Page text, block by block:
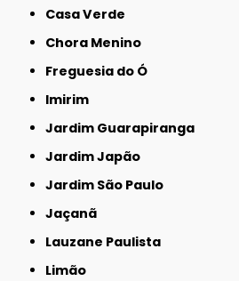
Casa Verde
Chora Menino
Freguesia do Ó
Imirim
Jardim Guarapiranga
Jardim Japão
Jardim São Paulo
Jaçanã
Lauzane Paulista
Limão